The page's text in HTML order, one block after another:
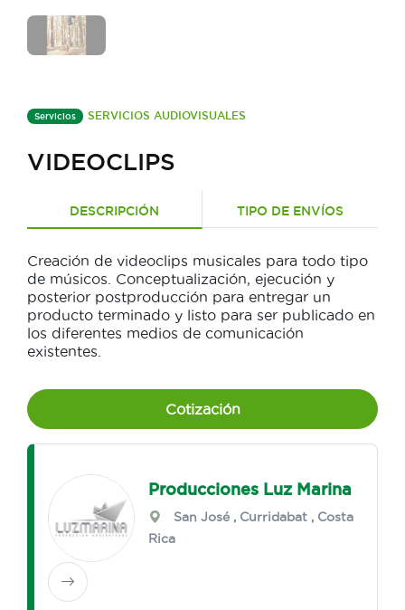
Servicios SERVICIOS AUDIOVISUALES
VIDEOCLIPS
DESCRIPCIÓN TIPO DE ENVÍOS
Creación de videoclips musicales para todo tipo
de músicos. Conceptualización, ejecución y
posterior postproducción para entregar un
producto terminado y listo para ser publicado en
los diferentes medios de comunicación
existentes.
Cotización
Producciones Luz Marina
San José , Curridabat , Costa
Rica